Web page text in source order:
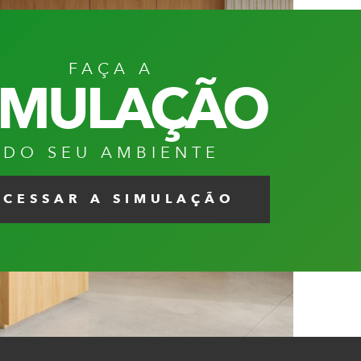
FAÇA A
DO SEU AMBIENTE
A SIMULAÇÃO